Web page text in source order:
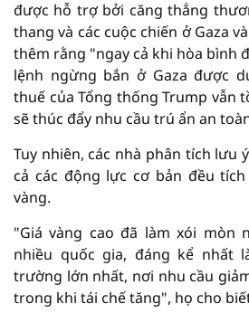
được hỗ trợ bởi căng thẳng
thang và các cuộc chiến ở Gaza
thêm rằng "ngay cả khi hòa bình
lệnh ngừng bắn ở Gaza được
thuế của Tổng thống Trump vẫn
sẽ thúc đẩy nhu cầu trú ẩn an
Tuy nhiên, các nhà phân tích lưu
cả các động lực cơ bản đều
vàng.
"Giá vàng cao đã làm xói mòn
nhiều quốc gia, đáng kể nhất
trường lớn nhất, nơi nhu cầu
trong khi tái chế tăng", họ cho